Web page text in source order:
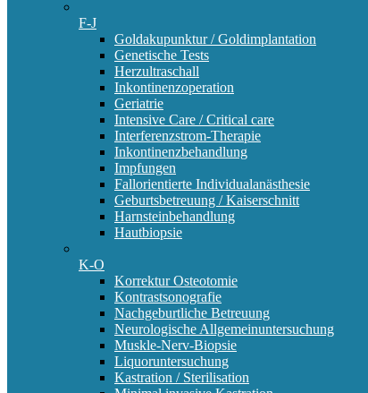
F-J
Goldakupunktur / Goldimplantation
Genetische Tests
Herzultraschall
Inkontinenzoperation
Geriatrie
Intensive Care / Critical care
Interferenzstrom-Therapie
Inkontinenzbehandlung
Impfungen
Fallorientierte Individualanästhesie
Geburtsbetreuung / Kaiserschnitt
Harnsteinbehandlung
Hautbiopsie
K-O
Korrektur Osteotomie
Kontrastsonografie
Nachgeburtliche Betreuung
Neurologische Allgemeinuntersuchung
Muskle-Nerv-Biopsie
Liquoruntersuchung
Kastration / Sterilisation